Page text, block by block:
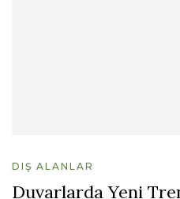
DIŞ ALANLAR
Duvarlarda Yeni